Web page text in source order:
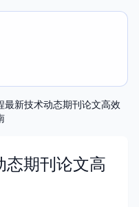
最新技术动态期刊论文高效
态期刊论文高